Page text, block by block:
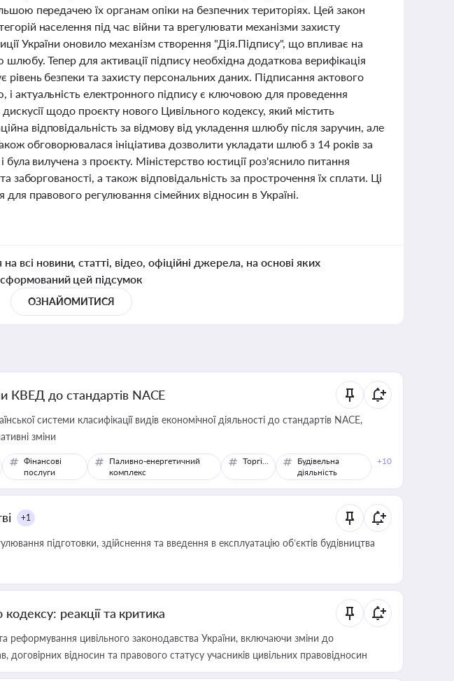
передачею їх органам опіки на безпечних територіях. Цей закон
населення під час війни та врегулювати механізми захисту
України оновило механізм створення "Дія.Підпису", що впливає на
Тепер для активації підпису необхідна додаткова верифікація
безпеки та захисту персональних даних. Підписання актового
електронного підпису є ключовою для проведення
щодо проєкту нового Цивільного кодексу, який містить
відповідальність за відмову від укладення шлюбу після заручин, але
обговорювалася ініціатива дозволити укладати шлюб з 14 років за
вилучена з проєкту. Міністерство юстиції роз'яснило питання
заборгованості, а також відповідальність за прострочення їх сплати. Ці
правового регулювання сімейних відносин в Україні.
всі новини, статті, відео, офіційні джерела, на основі яких
сформований цей підсумок
ОЗНАЙОМИТИСЯ
КВЕД до стандартів NACE
системи класифікації видів економічної діяльності до стандартів NACE,
зміни
Фінансові
послуги
Паливно-енергетичний
комплекс
Торгівля
Будівельна
діяльність
+10
+1
підготовки, здійснення та введення в експлуатацію об’єктів будівництва
реакції та критика
реформування цивільного законодавства України, включаючи зміни до
відносин та правового статусу учасників цивільних правовідносин